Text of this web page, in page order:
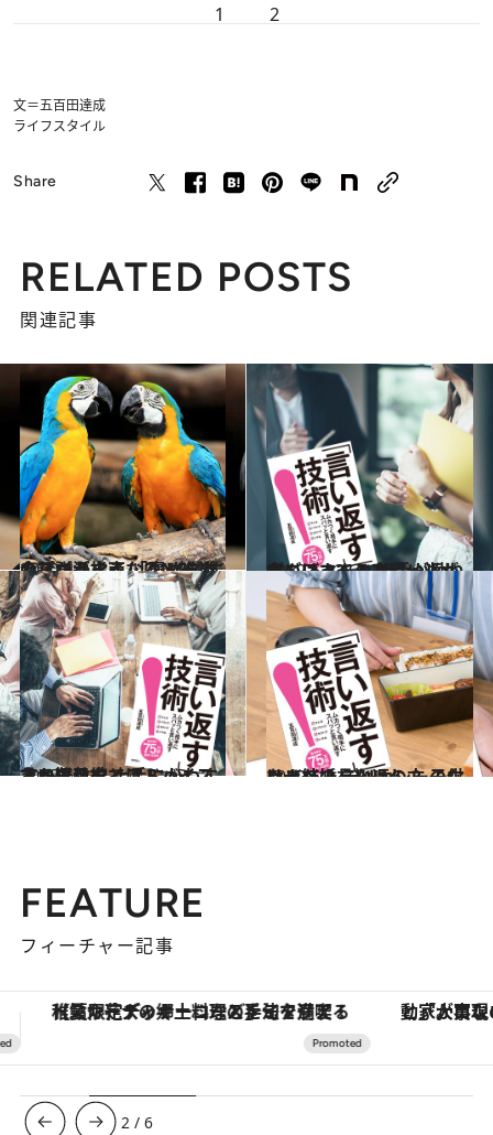
1 2
文＝五百田達成
ライフスタイル
Share
RELATED POSTS
関連記事
2020.2.6
会話がうまくなる！雑談のプロが指南 「褒められたら謙遜する」はNGです
ライフスタイル 2019.6.13
がんばってるアピールがすごい人への 相手が拗ねないスマートな言い返し方
ライフスタイル
2019.6.11
上から目線でアドバイスする難敵を 上手にかわす言い返し方とは？
ライフスタイル 2019.6.4
なぜ結婚しないの？ 子供はまだ？ デリカシーのない人への言い返し方
ライフスタイル
FEATURE
フィーチャー記事
「大事なのは地域の意識を変えること」。ロレックス賞受賞の自然保護活動家が実現させたナイジェリアの自然環境の復活
3 /6